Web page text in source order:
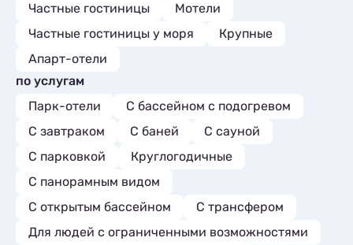
Частные гостиницы
Мотели
Частные гостиницы у моря
Крупные
Апарт-отели
по услугам
Парк-отели
С бассейном с подогревом
С завтраком
С баней
С сауной
С парковкой
Круглогодичные
С панорамным видом
С открытым бассейном
С трансфером
Для людей с ограниченными возможностями